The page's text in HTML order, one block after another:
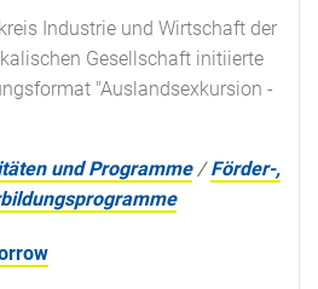
Industrie und Wirtschaft der
Gesellschaft initiierte
"Auslandsexkursion -
und Programme /Förder-,